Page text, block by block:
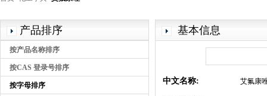
产品排序
按产品名称排序
按CAS 登录号排序
按字母排序
基本信息
中文名称: 艾氟康